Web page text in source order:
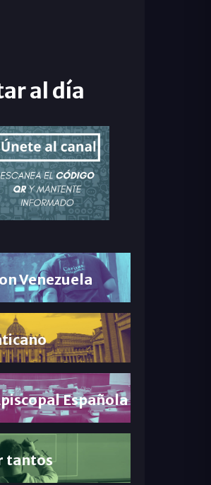
al día
Venezuela
Española
tantos